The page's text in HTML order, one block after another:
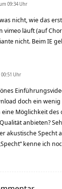
09:34 Uhr
nicht, wie das
vimeo läuft (auf
nicht. Beim IE
Uhr
doch ein
eine Möglichkeit
anbieten?
akustische Specht
kenne ich